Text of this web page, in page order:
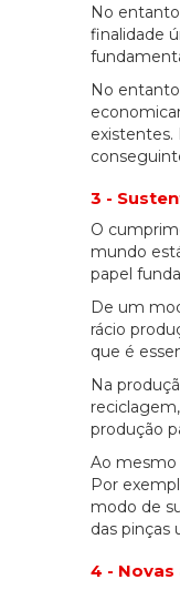
No
finalidade
No
3 -
O
mundo
papel
De um
rácio
que é
Na
produção
Ao mesmo
Por
modo de
das pinças
4 -